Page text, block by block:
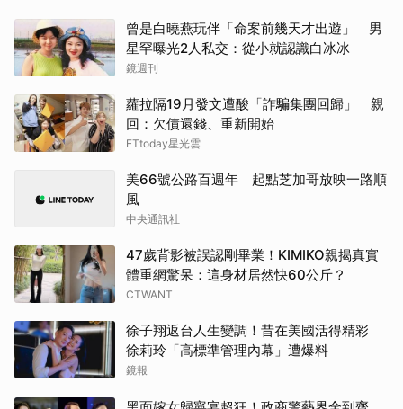
曾是白曉燕玩伴「命案前幾天才出遊」 男
星罕曝光2人私交：從小就認識白冰冰
鏡週刊
蘿拉隔19月發文遭酸「詐騙集團回歸」 親
回：欠債還錢、重新開始
ETtoday星光雲
美66號公路百週年 起點芝加哥放映一路順
風
中央通訊社
47歲背影被誤認剛畢業！KIMIKO親揭真實
體重網驚呆：這身材居然快60公斤？
CTWANT
徐子翔返台人生變調！昔在美國活得精彩
徐莉玲「高標準管理內幕」遭爆料
鏡報